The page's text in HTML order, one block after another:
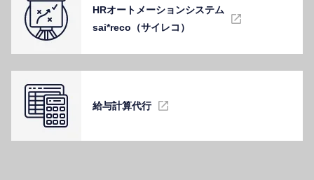
HRオートメーションシステム
sai*reco（サイレコ）
給与計算代⾏